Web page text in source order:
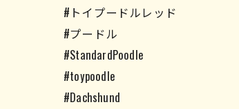
#トイプードルレッド
#プードル
#StandardPoodle
#toypoodle
#Dachshund